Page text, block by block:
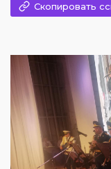
Скопировать